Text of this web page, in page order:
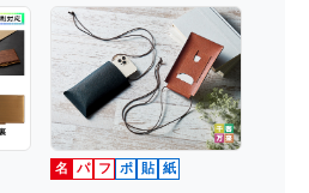
名 パ フ ポ 貼 紙